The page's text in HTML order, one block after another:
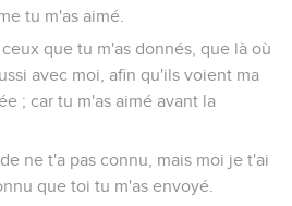
tu m'as aimé.
que tu m'as donnés, que là où
avec moi, afin qu'ils voient ma
; car tu m'as aimé avant la
ne t'a pas connu, mais moi je t'ai
que toi tu m'as envoyé.